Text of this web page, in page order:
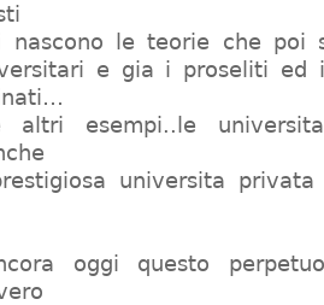
le teorie che poi
e gia i proseliti ed
altri esempi..le
universita
oggi questo